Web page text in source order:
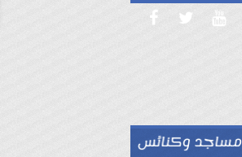
  
مساجد وكنائس